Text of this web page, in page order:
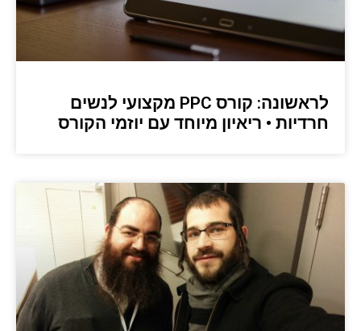
לראשונה: קורס PPC מקצועי לנשים
חרדיות • ריאיון מיוחד עם יוזמי הקורס